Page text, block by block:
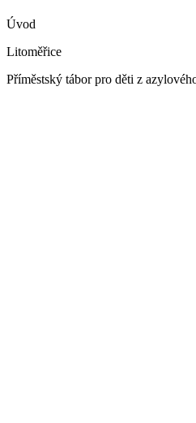
Úvod
Litoměřice
Příměstský tábor pro děti z